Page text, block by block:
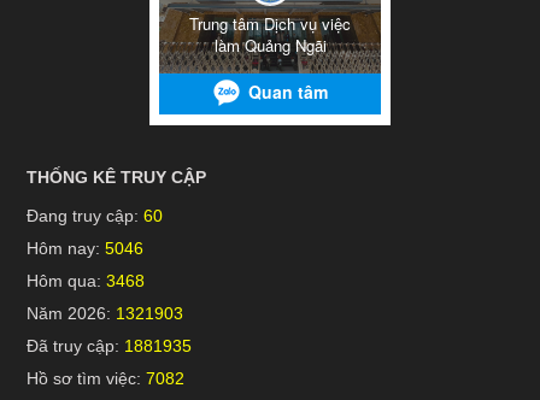
THỐNG KÊ TRUY CẬP
Đang truy cập: 60
Hôm nay: 5046
Hôm qua: 3468
Năm 2026: 1321903
Đã truy cập: 1881935
Hồ sơ tìm việc: 7082